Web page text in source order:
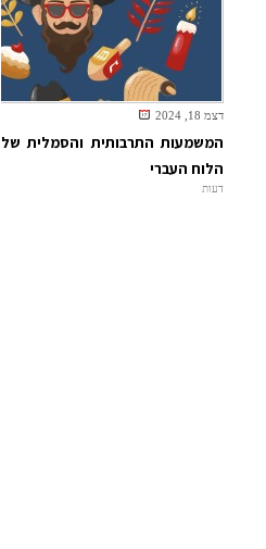
דצמ 18, 2024
המשמעות התרבותית והסמלית של
הלוח העברי
דעות